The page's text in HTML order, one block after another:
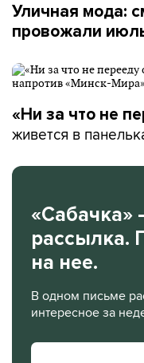
Уличная мода:
провожали
«Ни за что не
живется в
«Сабачка»
рассылка.
на нее.
В одном письме
интересное за